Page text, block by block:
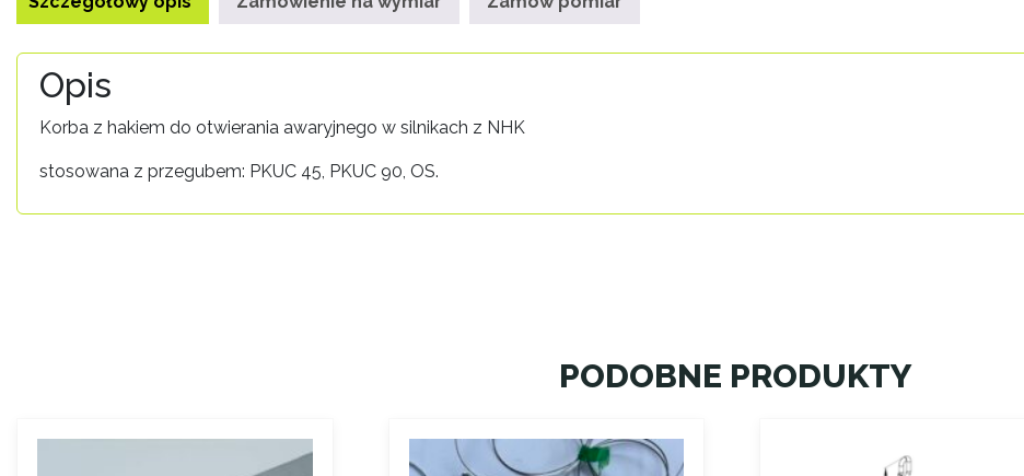
Opis
Korba z hakiem do otwierania awaryjnego w silnikach z NHK
stosowana z przegubem: PKUC 45, PKUC 90, OS.
PODOBNE PRODUKTY